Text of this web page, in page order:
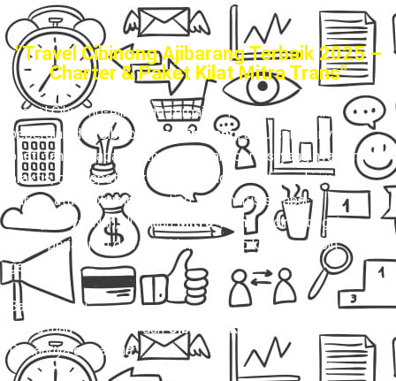
"Travel Cibinong Ajibarang Terbaik 2025 –
Charter & Paket Kilat Mitra Trans"
Travel Cibinong-Ajibarang terbaik
– Kalau kamu sering
bepergian dari Cibinong
ke Ajibarang, atau sebaliknya,
pasti tahu betapa ribetnya cari transportasi yang nyaman,
praktis, dan tepat waktu. Belum lagi kalau harus kirim
barang atau dokumen penting yang harus sampai
secepatnya
. Nah, di sinilahMitra Transhadir sebagai
solusi perjalanan dan pengiriman yang bikin hidup lebih
gampang.
Bayangin gini:
Kamu mau berangkat dariCibinong ke Ajibarang.
Pilihannya cuma dua: